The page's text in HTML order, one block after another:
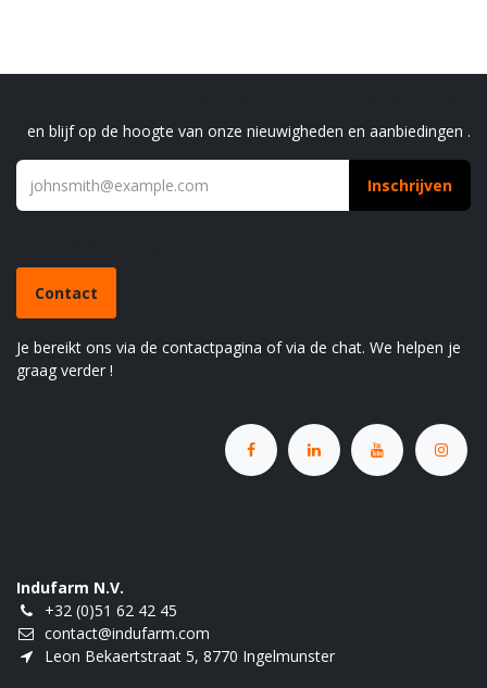
en blijf op de hoogte van onze nieuwigheden en aanbiedingen .
Inschrijven
Contact
Je bereikt ons via de contactpagina of via de chat. We helpen je
graag verder !
Indufarm N.V.
+32 (0)51 62 42 45
contact@indufarm.com
Leon Bekaertstraat 5, 8770 Ingelmunster